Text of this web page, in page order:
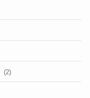
(2)